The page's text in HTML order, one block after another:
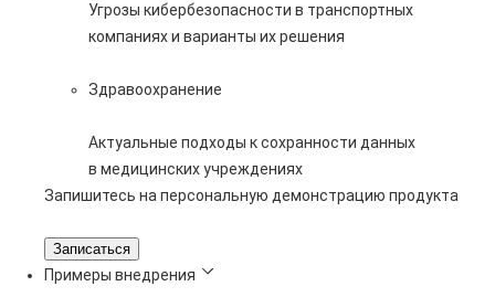
Угрозы кибербезопасности в транспортных
компаниях и варианты их решения
Здравоохранение
Актуальные подходы к сохранности данных
в медицинских учреждениях
Запишитесь на персональную демонстрацию продукта
Записаться
Примеры внедрения